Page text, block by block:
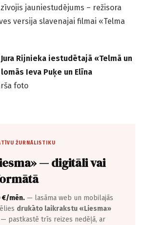
jauniestudējums – režisora
versija slavenajai filmai «Telma
Jura Rijnieka iestudētajā «Telmā un
Ieva Puķe un Elīna
foto
ŽURNĀLISTIKU
— digitāli vai
€/mēn. — lasāma web un mobilajās
drukāto laikrakstu «Liesma»
— pastkastē trīs reizes nedēļā, ar